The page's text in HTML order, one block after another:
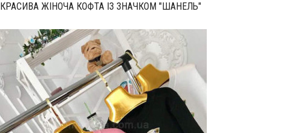
КРАСИВА ЖІНОЧА КОФТА ІЗ ЗНАЧКОМ "ШАНЕЛЬ"